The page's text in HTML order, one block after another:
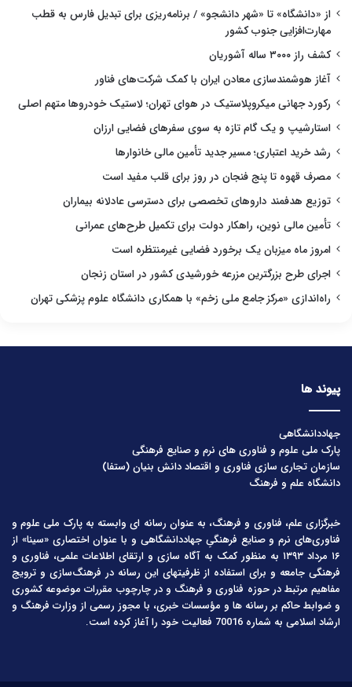
از «دانشگاه» تا «شهر دانشجو» / برنامه‌ریزی برای تبدیل فارس به قطب
مهارت‌افزایی جنوب کشور
کشف راز ۳۰۰۰ ساله آشوریان
آغاز هوشمندسازی معادن ایران با کمک شرکت‌های فناور
رکورد جهانی میکروپلاستیک در هوای تهران؛ لاستیک خودروها متهم اصلی
استارشیپ و یک گام تازه به سوی سفرهای فضایی ارزان
رشد خرید اعتباری؛ مسیر جدید تأمین مالی خانوارها
مصرف قهوه تا پنج فنجان در روز برای قلب مفید است
توزیع هدفمند داروهای تخصصی برای دسترسی عادلانه بیماران
تأمین مالی نوین، راهکار دولت برای تکمیل طرح‌های عمرانی
امروز ماه میزبان یک برخورد فضایی غیرمنتظره است
اجرای طرح بزرگترین مزرعه خورشیدی کشور در استان زنجان
راه‌اندازی «مرکز جامع ملی زخم» با همکاری دانشگاه علوم پزشکی تهران
پیوند ها
جهاددانشگاهی
پارک ملی علوم و فناوری های نرم و صنایع فرهنگی
سازمان تجاری سازی فناوری و اقتصاد دانش بنیان (ستفا)
دانشگاه علم و فرهنگ
خبرگزاری علم، فناوری و فرهنگ، به عنوان رسانه ای وابسته به پارک ملی علوم و
فناوری‌های نرم و صنایع فرهنگیِ جهاددانشگاهی و با عنوان اختصاری «سینا» از
۱۶ مرداد ۱۳۹۳ به منظور کمک به آگاه سازی و ارتقای اطلاعات علمی، فناوری و
فرهنگی جامعه و برای استفاده از ظرفیتهای این رسانه در فرهنگ‌سازی و ترویج
مفاهیم مرتبط در حوزه فناوری و فرهنگ و در چارچوب مقررات موضوعه کشوری
و ضوابط حاکم بر رسانه ها و مؤسسات خبری، با مجوز رسمی از وزارت فرهنگ و
ارشاد اسلامی به شماره 70016 فعالیت خود را آغاز کرده است.